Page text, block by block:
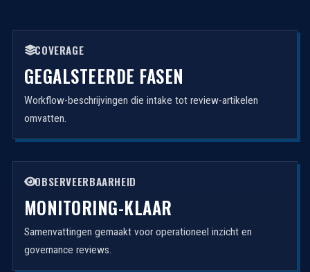
COVERAGE
GEGALSTEERDE FASEN
Workflow-beschrijvingen die intake tot review-artikelen
omvatten.
OBSERVEERBAARHEID
MONITORING-KLAAR
Samenvattingen gemaakt voor operationeel inzicht en
governance reviews.